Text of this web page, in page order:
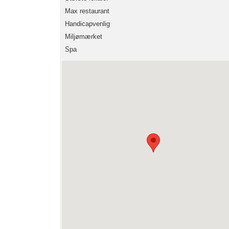
Max restaurant
Handicapvenlig
Miljømærket
Spa